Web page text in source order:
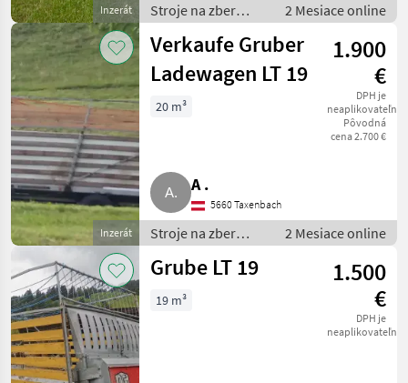
Inzerát
Stroje na zber
objemových krmív
/ Zberaci prívesný
voz
2 Mesiace online
Inzerát
Verkaufe Gruber
Ladewagen LT 19
1.900
€
DPH je
neaplikovateľné
Pôvodná
cena 2.700 €
20 m³
A .
5660 Taxenbach
Stroje na zber
objemových krmív
/ Zberaci prívesný
2 Mesiace online
Grube LT 19
1.500
€
DPH je
neaplikovateľné
19 m³